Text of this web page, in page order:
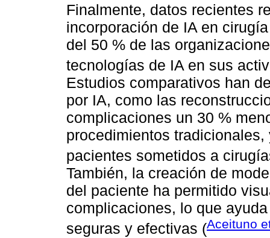
Finalmente, datos recientes
incorporación de IA en
del 50 % de las
tecnologías de IA en sus
Estudios comparativos han
por IA, como las
complicaciones un 30 %
procedimientos
pacientes sometidos a
También, la creación de
del paciente ha permitido
complicaciones, lo que
seguras y efectivas (Aceituno